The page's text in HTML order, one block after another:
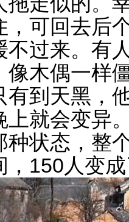
，可回去后
不过来。有
像木偶一样
有到天黑，
上就会变异
种状态，整
，150人变